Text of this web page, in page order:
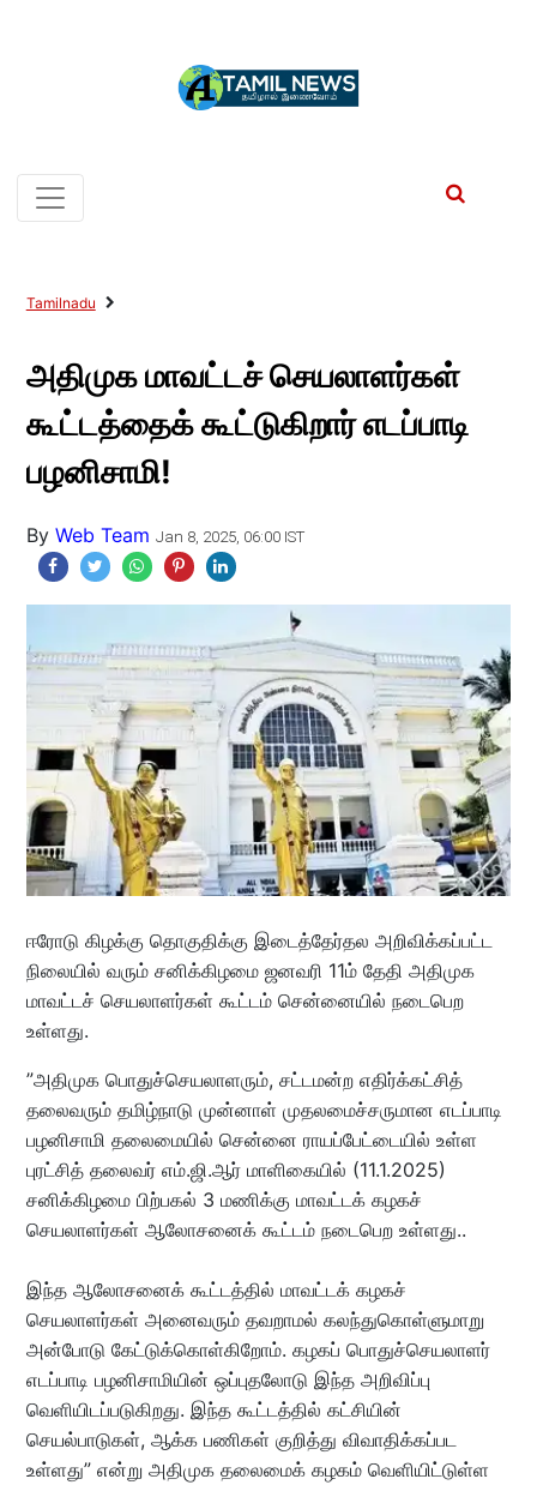
Tamilnadu
அதிமுக மாவட்டச் செயலாளர்கள்
கூட்டத்தைக் கூட்டுகிறார் எடப்பாடி
பழனிசாமி!
By Web Team Jan 8, 2025, 06:00 IST
ஈரோடு கிழக்கு தொகுதிக்கு இடைத்தேர்தல அறிவிக்கப்பட்ட
நிலையில் வரும் சனிக்கிழமை ஜனவரி 11ம் தேதி அதிமுக
மாவட்டச் செயலாளர்கள் கூட்டம் சென்னையில் நடைபெற
உள்ளது.
”அதிமுக பொதுச்செயலாளரும், சட்டமன்ற எதிர்க்கட்சித்
தலைவரும் தமிழ்நாடு முன்னாள் முதலமைச்சருமான எடப்பாடி
பழனிசாமி தலைமையில் சென்னை ராயப்பேட்டையில் உள்ள
புரட்சித் தலைவர் எம்.ஜி.ஆர் மாளிகையில் (11.1.2025)
சனிக்கிழமை பிற்பகல் 3 மணிக்கு மாவட்டக் கழகச்
செயலாளர்கள் ஆலோசனைக் கூட்டம் நடைபெற உள்ளது..
இந்த ஆலோசனைக் கூட்டத்தில் மாவட்டக் கழகச்
செயலாளர்கள் அனைவரும் தவறாமல் கலந்துகொள்ளுமாறு
அன்போடு கேட்டுக்கொள்கிறோம். கழகப் பொதுச்செயலாளர்
எடப்பாடி பழனிசாமியின் ஒப்புதலோடு இந்த அறிவிப்பு
வெளியிடப்படுகிறது. இந்த கூட்டத்தில் கட்சியின்
செயல்பாடுகள், ஆக்க பணிகள் குறித்து விவாதிக்கப்பட
உள்ளது” என்று அதிமுக தலைமைக் கழகம் வெளியிட்டுள்ள